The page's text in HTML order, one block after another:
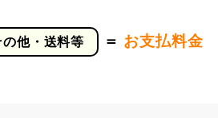
の他・送料等 ＝ お支払料金